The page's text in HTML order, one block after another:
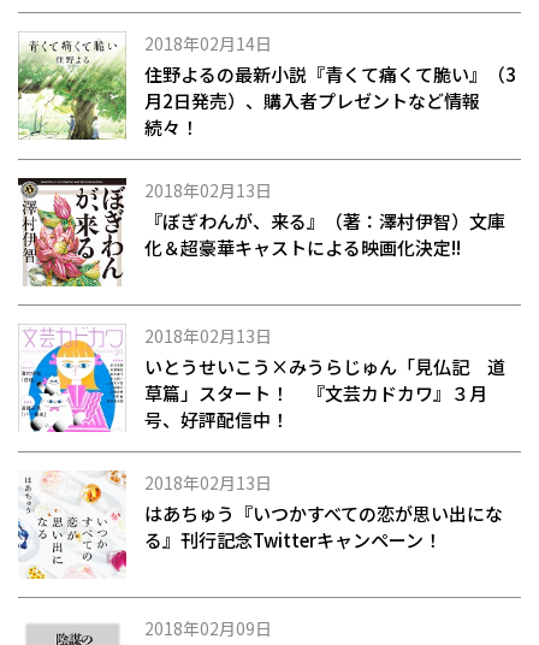
2018年02月14日
住野よるの最新小説『青くて痛くて脆い』（3
月2日発売）、購入者プレゼントなど情報
続々！
2018年02月13日
『ぼぎわんが、来る』（著：澤村伊智）文庫
化＆超豪華キャストによる映画化決定!!
2018年02月13日
いとうせいこう×みうらじゅん「見仏記 道
草篇」スタート！ 『文芸カドカワ』３月
号、好評配信中！
2018年02月13日
はあちゅう『いつかすべての恋が思い出にな
る』刊行記念Twitterキャンペーン！
2018年02月09日